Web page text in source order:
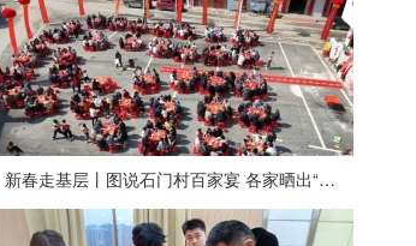
新春走基层丨图说石门村百家宴 各家晒出“拿手菜”